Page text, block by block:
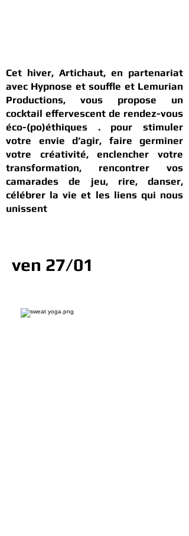
Cet hiver, Artichaut, en partenariat
avec Hypnose et souffle et Lemurian
Productions, vous propose un
cocktail effervescent de rendez-vous
éco-(po)éthiques . pour stimuler
votre envie d’agir, faire germiner
votre créativité, enclencher votre
transformation, rencontrer vos
camarades de jeu, rire, danser,
célébrer la vie et les liens qui nous
unissent
ven 27/01